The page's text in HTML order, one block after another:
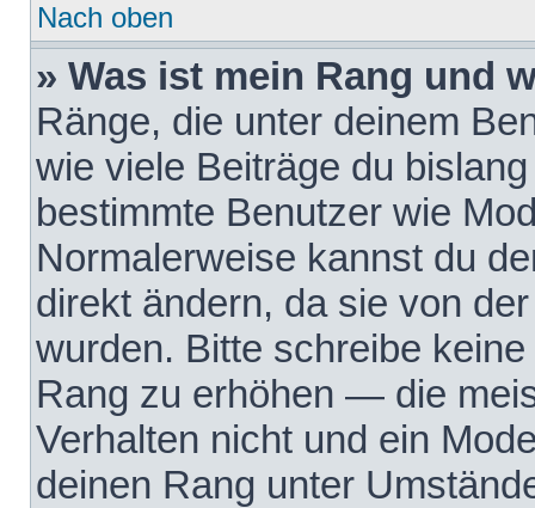
Nach oben
» Was ist mein Rang und
Ränge, die unter deinem
wie viele Beiträge du
bestimmte Benutzer wie
Normalerweise kannst du
direkt ändern, da sie von
wurden. Bitte schreibe
Rang zu erhöhen — die
Verhalten nicht und ein
deinen Rang unter